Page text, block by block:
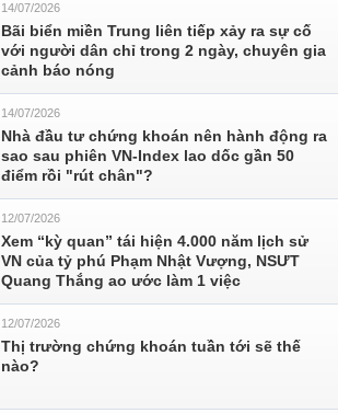
14/07/2026
Bãi biển miền Trung liên tiếp xảy ra sự cố
với người dân chỉ trong 2 ngày, chuyên gia
cảnh báo nóng
14/07/2026
Nhà đầu tư chứng khoán nên hành động ra
sao sau phiên VN-Index lao dốc gần 50
điểm rồi "rút chân"?
12/07/2026
Xem “kỳ quan” tái hiện 4.000 năm lịch sử
VN của tỷ phú Phạm Nhật Vượng, NSƯT
Quang Thắng ao ước làm 1 việc
12/07/2026
Thị trường chứng khoán tuần tới sẽ thế
nào?